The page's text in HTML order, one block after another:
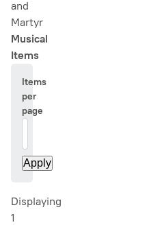
and
Martyr
Musical
Items
Items
per
page
Displaying
1